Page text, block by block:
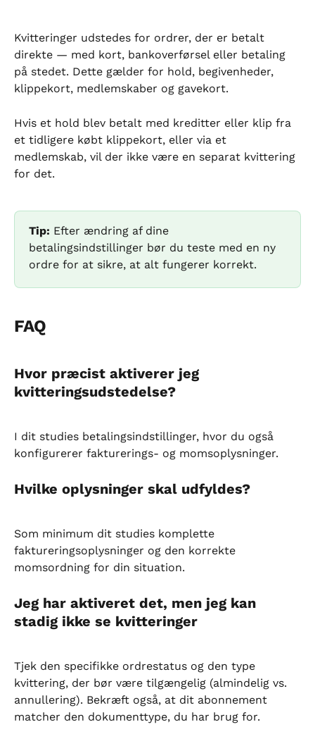
Kvitteringer udstedes for ordrer, der er betalt
direkte — med kort, bankoverførsel eller betaling
på stedet. Dette gælder for hold, begivenheder,
klippekort, medlemskaber og gavekort.
Hvis et hold blev betalt med kreditter eller klip fra
et tidligere købt klippekort, eller via et
medlemskab, vil der ikke være en separat kvittering
for det.
Tip: Efter ændring af dine
betalingsindstillinger bør du teste med en ny
ordre for at sikre, at alt fungerer korrekt.
FAQ
Hvor præcist aktiverer jeg
kvitteringsudstedelse?
I dit studies betalingsindstillinger, hvor du også
konfigurerer fakturerings- og momsoplysninger.
Hvilke oplysninger skal udfyldes?
Som minimum dit studies komplette
faktureringsoplysninger og den korrekte
momsordning for din situation.
Jeg har aktiveret det, men jeg kan
stadig ikke se kvitteringer
Tjek den specifikke ordrestatus og den type
kvittering, der bør være tilgængelig (almindelig vs.
annullering). Bekræft også, at dit abonnement
matcher den dokumenttype, du har brug for.